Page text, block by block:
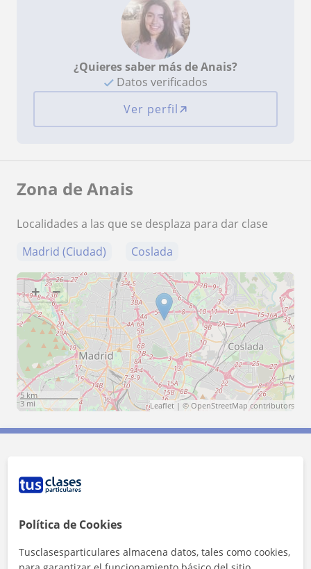
¿Quieres saber más de Anais?
Datos verificados
Ver perfil
Zona de Anais
Localidades a las que se desplaza para dar clase
Madrid (Ciudad)
Coslada
+ −
5 km
3 mi
Leaflet | © OpenStreetMap contributors
Política de Cookies
Tusclasesparticulares almacena datos, tales como cookies,